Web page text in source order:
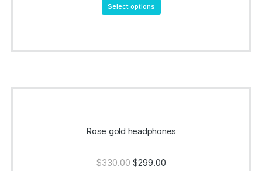
Select options
Rose gold headphones
$330.00 $299.00